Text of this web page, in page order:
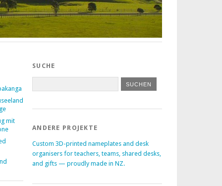
mit
SUCHE
ANDERE PROJEKTE
Custom 3D-printed nameplates and desk
organisers for teachers, teams, shared desks,
and gifts — proudly made in NZ.